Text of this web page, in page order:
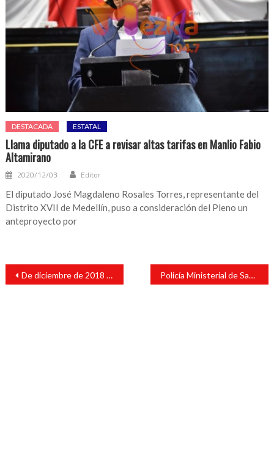
DESTACADA ESTATAL
Llama diputado a la CFE a revisar altas tarifas en Manlio Fabio
Altamirano
2020/12/03 Editor
El diputado José Magdaleno Rosales Torres, representante del
Distrito XVII de Medellín, puso a consideración del Pleno un
anteproyecto por
Navegación
entradas
De diciembre de 2018 a abril de 2021, tarifa eléctrica de bajo consumo subió 8.6%: CFE Policía Ministerial de Santiago Tuxtla detiene a presunto homicida